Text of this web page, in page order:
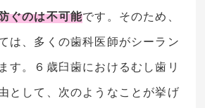
ぐのは不可能です。そのため、
は、多くの歯科医師がシーラン
す。６歳臼歯におけるむし歯リ
として、次のようなことが挙げ